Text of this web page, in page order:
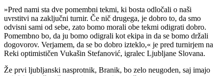
»Pred nami sta dve pomembni tekmi, ki bosta odločali o naši
uvrstitvi na zaključni turnir. Če nič drugega, je dobro to, da smo
odvisni sami od sebe, zato bomo morali obe tekmi odigrati dobro.
Pomembno bo, da ju bomo odigrali kot ekipa in da se bomo držali
dogovorov. Verjamem, da se bo dobro izteklo,« je pred turnirjem na
Reki optimističen Vukašin Stefanović, igralec Ljubljane Slovana.
Že prvi ljubljanski nasprotnik, Branik, bo zelo neugoden, saj imajo